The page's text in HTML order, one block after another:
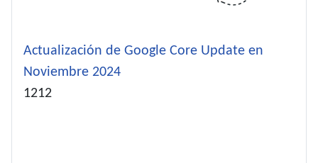
Actualización de Google Core Update en
Noviembre 2024
Detalles
1212